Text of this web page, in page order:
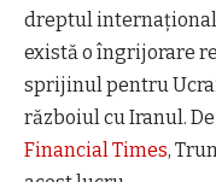
dreptul internațional.
există o îngrijorare
sprijinul pentru
războiul cu Iranul.
Financial Times,